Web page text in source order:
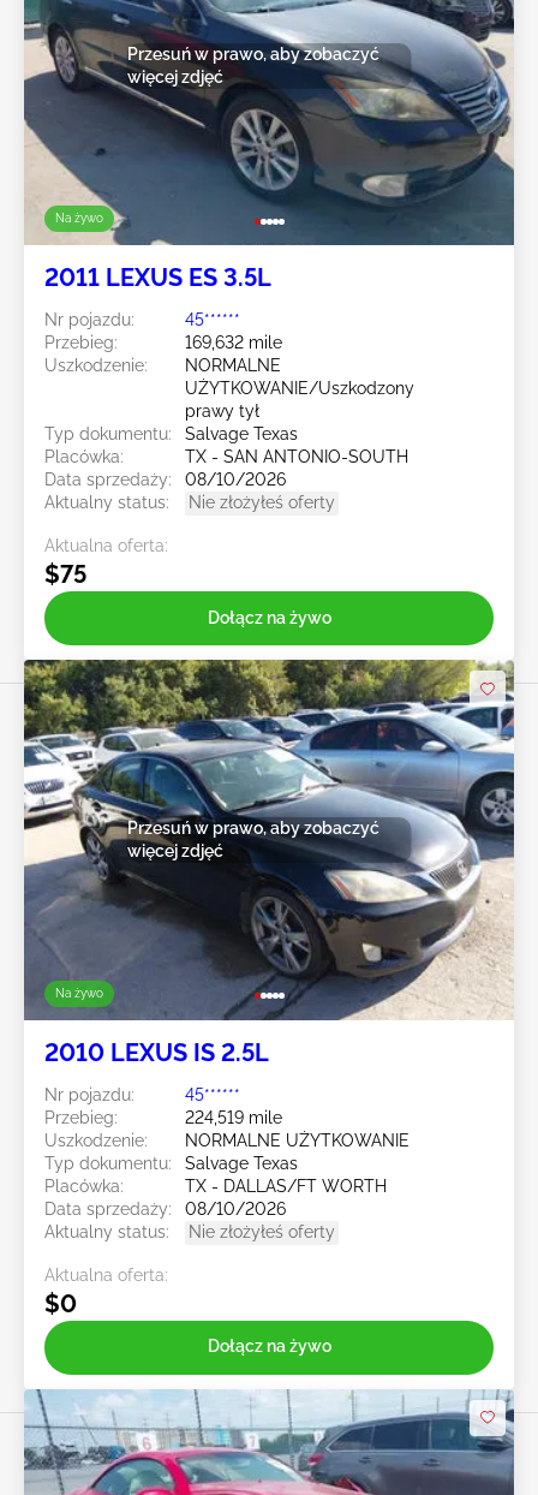
Na żywo
Przesuń w prawo, aby zobaczyć
więcej zdjęć
2011 LEXUS ES 3.5L
Nr pojazdu:
45******
Przebieg:
169,632 mile
Uszkodzenie:
NORMALNE
UŻYTKOWANIE/Uszkodzony
prawy tył
Typ dokumentu:
Salvage Texas
Placówka:
TX - SAN ANTONIO-SOUTH
Data sprzedaży:
08/10/2026
Aktualny status:
Nie złożyłeś oferty
Aktualna oferta:
$75
Dołącz na żywo
Na żywo
Przesuń w prawo, aby zobaczyć
więcej zdjęć
2010 LEXUS IS 2.5L
Nr pojazdu:
45******
Przebieg:
224,519 mile
Uszkodzenie:
NORMALNE UŻYTKOWANIE
Typ dokumentu:
Salvage Texas
Placówka:
TX - DALLAS/FT WORTH
Data sprzedaży:
08/10/2026
Aktualny status:
Nie złożyłeś oferty
Aktualna oferta:
$0
Dołącz na żywo